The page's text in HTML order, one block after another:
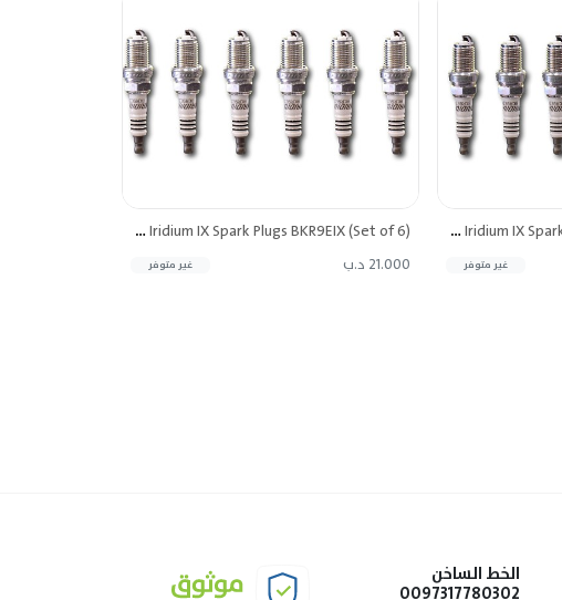
NGK Iridium IX Spark Plugs BKR8EIX (Set of 6)
غير متوفر
NGK Iridium IX Spark Plugs BKR9EIX (Set of 6)
21.000 د.ب غير متوفر
الخط الساخن
0097317780302